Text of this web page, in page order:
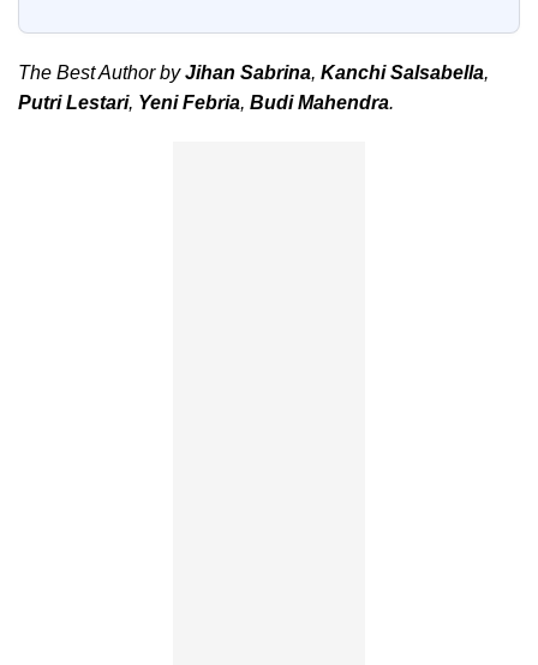
The Best Author byJihan Sabrina, Kanchi Salsabella,
Putri Lestari, Yeni Febria, Budi Mahendra.